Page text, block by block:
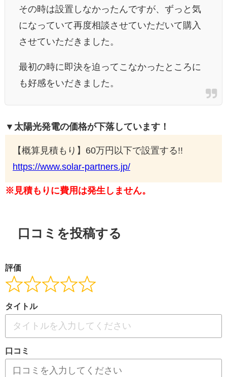
その時は設置しなかったんですが、ずっと気
になっていて再度相談させていただいて購入
させていただきました。
最初の時に即決を迫ってこなかったところに
も好感をいだきました。
▼太陽光発電の価格が下落しています！
【概算見積もり】60万円以下で設置する!!
https://www.solar-partners.jp/
※見積もりに費用は発生しません。
口コミを投稿する
評価
タイトル
口コミ